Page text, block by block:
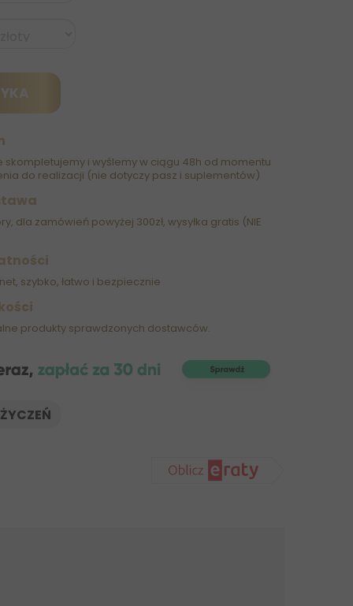
skompletujemy i wyślemy w ciągu 48h od momentu
do realizacji (nie dotyczy pasz i suplementów)
dla zamówień powyżej 300zł, wysyłka gratis (NIE
szybko, łatwo i bezpiecznie
produkty sprawdzonych dostawców.